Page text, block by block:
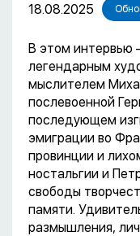
18.08.2025
В этом интервью
легендарным
мыслителем
послевоенной
последующем
эмиграции во
провинции и
ностальгии и
свободы
памяти.
размышления,